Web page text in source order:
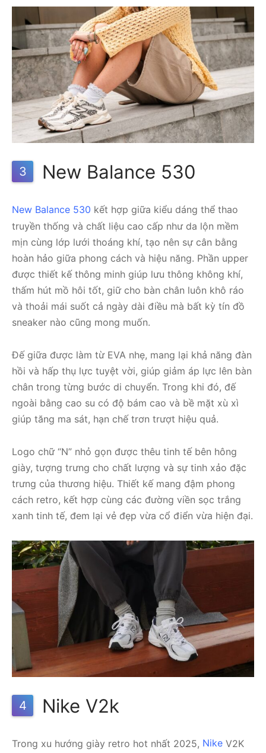
3 New Balance 530
New Balance 530 kết hợp giữa kiểu dáng thể thao
truyền thống và chất liệu cao cấp như da lộn mềm
mịn cùng lớp lưới thoáng khí, tạo nên sự cân bằng
hoàn hảo giữa phong cách và hiệu năng. Phần upper
được thiết kế thông minh giúp lưu thông không khí,
thấm hút mồ hôi tốt, giữ cho bàn chân luôn khô ráo
và thoải mái suốt cả ngày dài điều mà bất kỳ tín đồ
sneaker nào cũng mong muốn.
Đế giữa được làm từ EVA nhẹ, mang lại khả năng đàn
hồi và hấp thụ lực tuyệt vời, giúp giảm áp lực lên bàn
chân trong từng bước di chuyển. Trong khi đó, đế
ngoài bằng cao su có độ bám cao và bề mặt xù xì
giúp tăng ma sát, hạn chế trơn trượt hiệu quả.
Logo chữ “N” nhỏ gọn được thêu tinh tế bên hông
giày, tượng trưng cho chất lượng và sự tinh xảo đặc
trưng của thương hiệu. Thiết kế mang đậm phong
cách retro, kết hợp cùng các đường viền sọc trắng
xanh tinh tế, đem lại vẻ đẹp vừa cổ điển vừa hiện đại.
4 Nike V2k
Trong xu hướng giày retro hot nhất 2025, Nike V2K